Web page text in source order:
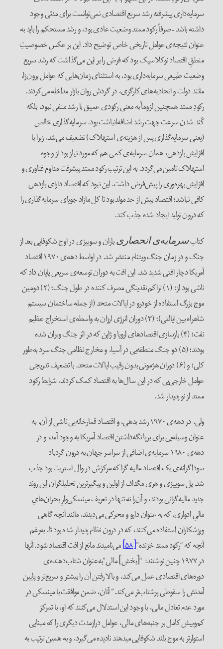
سرمایه‌داری پیشرفته رشد سریع اقتصادی نمی‌توانست برای مدتی وجود
داشته باشد – صرفاً رکود ممتد وضعیت عادی بود، و رشد مستحکم را باید به
عنوان نتیجه‌ی عوامل تاریخی خاص توضیح داد. این بر عکس خصوصیتِ
منطقِ اقتصاد نوکلاسیک بود که فرض را بر این می‌گذاشت که رشد سریع
وضعیت طبیعی سرمایه‌داری بود، به استثنای زمان‌هایی که عوامل برون‌زا،
مانند دولت و اتحادیه‌های کارگری، در گردش روان بازار مداخله می‌کردند.
رکودِ ممتد همچنین لزوماً به معنی رکودی عمیق با رشد منفی نبود، بلکه
کُند شدن سرعت جهت رشد اضافه‌انباشت بود. سرمایه‌گذاری خالص
(یعنی سرمایه‌گذاری پس از هزینه‌ی استهلاک) تضعیف می‌شد، زیرا با
افزایش بازدهی، همان سرمایه‌ی کمی هم که مورد نیاز بود از وجوه
استهلاک تامین می‌گردد. به این ترتیب رکود ممتد پیشرفت مداوم فناوری و
افزایش بهره‌وری را پیش‌فرض داشت. این نبود که اقتصاد دارای بازدهی
کافی نباشد؛ اقتصاد بیش از حد مولد بود تا کل مازاد جویای سرمایه‌گذاری را
که درون تولید ایجاد شده جذب کند.
کتابسرمایه‌ی انحصاریباران و سوییزی در اوج شکوفایی بعد از
جنگ و در زمان جنگ ویتنام منتشر شد. در اواسط دهه‌ی ۱۹۷۰ اقتصاد
آمریکا دچار افتی شدید شد. این افت به دوران توسعه‌ی سریعی پایان داد که
ناشی بود از: (۱) تراکم نقدینگی مصرف کننده در طول جنگ؛ (۲) دومین
موج بزرگ استفاده از خودرو در ایالات متحد (از جمله ساختمان سیستم
شاهراه بین ایالتی)؛ (۳) دوران انرژی ارزان به واسطه‌ی استخراج عظیم
نفت؛ (۴) بازسازی اقتصادهای اروپا و ژاپن که در اثر جنگ ویران شده
بودند؛ (۵) دو جنگ منطقه‌یی در آسیا، و مخارج نظامی جنگ سرد به‌طور
کلی؛ و (۶) دوران هژمونی بدون رقیب ایالات متحد. با تضعیف تدریجی
عوامل خارجی‌یی که در این سال‌ها به اقتصاد کمک کردند، شرایط رکود
ممتد از نو پدیدار شد.
ولی، در دهه‌ی‌ ۱۹۷۰ رشد بدهی، و اقتصاد قمارخانه‌یی ناشی از آن، به
عنوان وسیله‌یی برای برپا نگه‌داشتن اقتصاد آمریکا به وجود آمد، و در
دهه‌ی ۱۹۸۰ سرمایه‌ی اضافی از سراسر جهان به درون گردباد
سوداگرانه‌ی یک اقتصاد مالیه گرا که مرکزش در وال استریت بود جذب
شد. پل سوییزی و هری مگداف از اولین و پیگیر‌ترین تحلیلگران این روند
جدید مالیه‌گرائی بودند، و آن‌را نه تنها در تعریف مینسکی‌وارِ بحران‌هایِ
مالیِ ادواری، که به‌ عنوان دارو و محرکی می‌دیدند، مانند آنچه گاهی
ورزشکاران استفاده می‌کنند، که در درون نظام پدیدار شده بود تا، به‌رغم
آنچه که “رکود ممتد خزنده”[۵۸]
می‌نامیدند مانع از افت اقتصاد شود. آنها
در ۱۹۷۷ چنین نوشتند: “[بخش] مالی”به‌عنوان شتاب‌دهنده‌ی
دوره‌های اقتصادی عمل می‌کند، و بالا رفتن آن را بیشتر و سریع‌تر و پایین
آمدنش را سقوطی پرشتاب‌تر می‌کند.” آنان، ضمن موافقت با مینسکی در
مورد عدم تعادل مالی، با وجود این استدلال می‌کنند که او، با تمرکز
کم‌وبیش کامل بر جنبه‌های مالی، عوامل درازمدت دیگری را که مبنایی
استوارتر به موج بلند شکوفایی میدهند نادیده می‌گیرد، و به همین ترتیب به